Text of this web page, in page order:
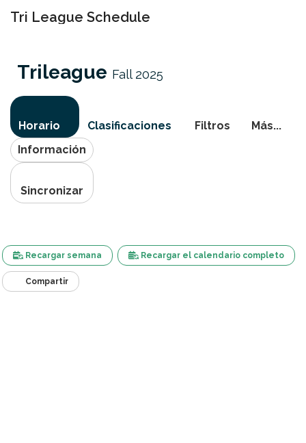
Tri League Schedule
Trileague Fall 2025
Horario Clasificaciones Filtros
Más...
Información
Sincronizar
Recargar semana Recargar el calendario completo
Compartir